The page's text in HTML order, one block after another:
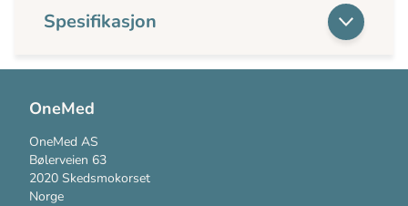
Spesifikasjon
OneMed
OneMed AS
Bølerveien 63
2020 Skedsmokorset
Norge